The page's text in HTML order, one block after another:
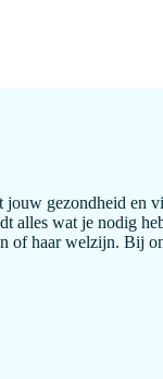
jouw gezondheid en
alles wat je nodig
of haar welzijn. Bij